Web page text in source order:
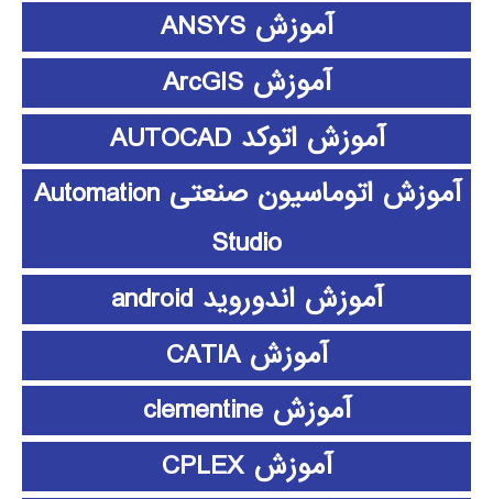
آموزش ANSYS
آموزش ArcGIS
آموزش اتوکد AUTOCAD
آموزش اتوماسیون صنعتی Automation
Studio
آموزش اندوروید android
آموزش CATIA
آموزش clementine
آموزش CPLEX